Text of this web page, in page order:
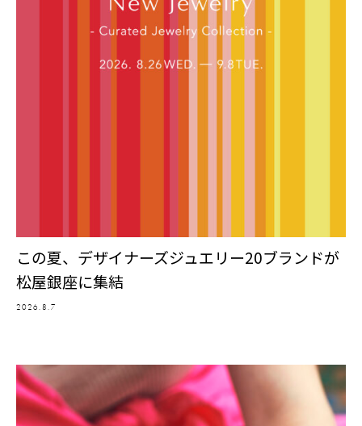
この夏、デザイナーズジュエリー20ブランドが
松屋銀座に集結
2026.8.7